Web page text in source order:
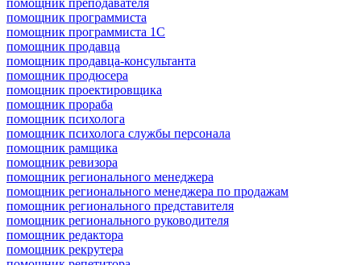
помощник программиста
помощник программиста 1С
помощник продавца
помощник продавца-консультанта
помощник продюсера
помощник проектировщика
помощник прораба
помощник психолога
помощник психолога службы персонала
помощник рамщика
помощник ревизора
помощник регионального менеджера
помощник регионального менеджера по продажам
помощник регионального представителя
помощник регионального руководителя
помощник редактора
помощник рекрутера